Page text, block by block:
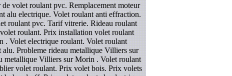
volet roulant pvc. Remplacement moteur
alu electrique. Volet roulant anti effraction.
roulant pvc. Tarif vitrerie. Rideau roulant
roulant. Prix installation volet roulant
. Volet electrique roulant. Volet roulant
Probleme rideau metallique Villiers sur
Villiers sur Morin . Volet roulant
volet roulant. Prix volet bois. Prix volets